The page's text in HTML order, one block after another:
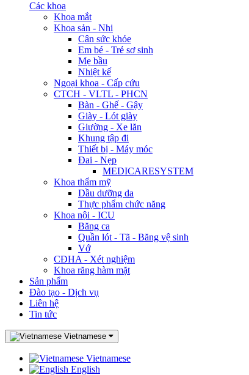
Các khoa
Khoa mắt
Khoa sản - Nhi
Cân sức khỏe
Em bé - Trẻ sơ sinh
Mẹ bầu
Nhiệt kế
Ngoại khoa - Cấp cứu
CTCH - VLTL - PHCN
Bàn - Ghế - Gậy
Giày - Lót giày
Giường - Xe lăn
Khung tập đi
Thiết bị - Máy móc
Đai - Nẹp
MEDICARESYSTEM
Khoa thẩm mỹ
Dầu dưỡng da
Thực phẩm chức năng
Khoa nội - ICU
Băng ca
Quần lót - Tã - Băng vệ sinh
Vớ
CĐHA - Xét nghiệm
Khoa răng hàm mặt
Sản phẩm
Đào tạo - Dịch vụ
Liên hệ
Tin tức
Vietnamese
Vietnamese
English